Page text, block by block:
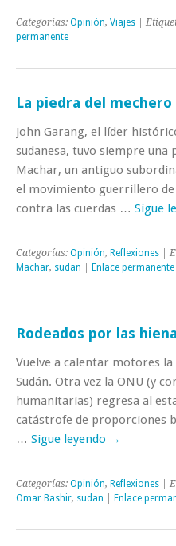
Categorías: Opinión, Viajes |
permanente
La piedra del mechero
John Garang, el líder
sudanesa, tuvo siempre una
Machar, un antiguo
el movimiento guerrillero
contra las cuerdas … Sigue
Categorías: Opinión, Reflexiones |
Machar, sudan Enlace permanente
Rodeados por las
Vuelve a calentar motores
Sudán. Otra vez la ONU (y
humanitarias) regresa al
catástrofe de proporciones
… Sigue leyendo →
Categorías: Opinión, Reflexiones |
Omar Bashir, sudan Enlace